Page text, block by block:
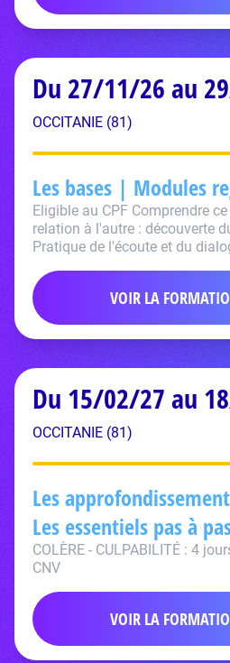
Du 27/11/26 au
OCCITANIE (81)
Les bases | Modules
Eligible au CPF Comprendre
relation à l'autre : découverte
Pratique de l'écoute et du
VOIR LA
Du 15/02/27 au
OCCITANIE (81)
Les
Les essentiels pas à
COLÈRE - CULPABILITÉ : 4
CNV
VOIR LA